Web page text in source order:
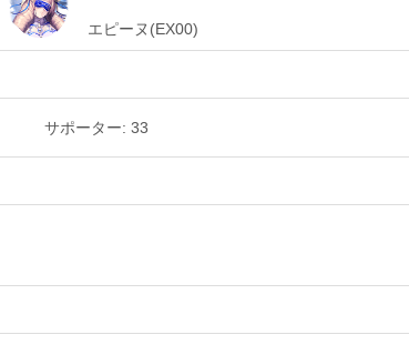
エピーヌ(EX00)
サポーター: 33